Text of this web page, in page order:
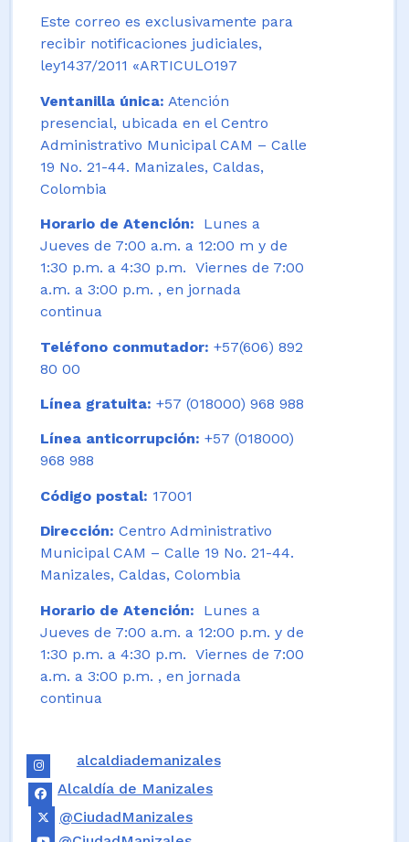
Este correo es exclusivamente para
recibir notificaciones judiciales,
ley1437/2011 «ARTICULO197
Ventanilla única: Atención
presencial, ubicada en el Centro
Administrativo Municipal CAM – Calle
19 No. 21-44. Manizales, Caldas,
Colombia
Horario de Atención:
Lunes a
Jueves de 7:00 a.m. a 12:00 m y de
1:30 p.m. a 4:30 p.m. Viernes de 7:00
a.m. a 3:00 p.m. , en jornada
continua
Teléfono conmutador: +57(606) 892
80 00
Línea gratuita: +57 (018000) 968 988
Línea anticorrupción: +57 (018000)
968 988
Código postal: 17001
Dirección: Centro Administrativo
Municipal CAM – Calle 19 No. 21-44.
Manizales, Caldas, Colombia
Horario de Atención: Lunes a
Jueves de 7:00 a.m. a 12:00 p.m. y de
1:30 p.m. a 4:30 p.m. Viernes de 7:00
a.m. a 3:00 p.m. , en jornada
continua
alcaldiademanizales
Alcaldía de Manizales
@CiudadManizales